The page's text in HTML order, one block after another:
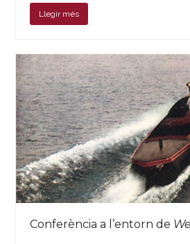
Llegir més
Conferència a l’entorn de